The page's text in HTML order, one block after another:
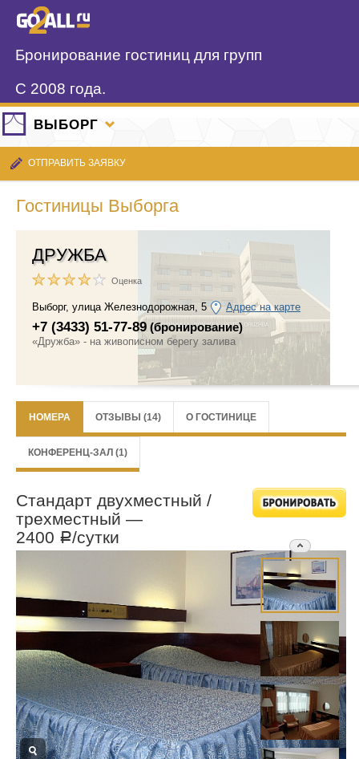
Бронирование гостиниц для групп
С 2008 года.
ВЫБОРГ
ОТПРАВИТЬ ЗАЯВКУ
Гостиницы Выборга
ДРУЖБА
Оценка
Выборг, улица Железнодорожная, 5 Адрес на карте
+7 (3433) 51-77-89 (бронирование)
«Дружба» - на живописном берегу залива
НОМЕРА ОТЗЫВЫ (14) О ГОСТИНИЦЕ
КОНФЕРЕНЦ-ЗАЛ (1)
Стандарт двухместный /
трехместный —
2400 Р/сутки